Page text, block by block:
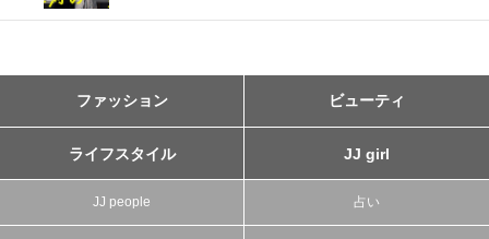
ファッション ビューティ
ライフスタイル JJ girl
JJ people 占い